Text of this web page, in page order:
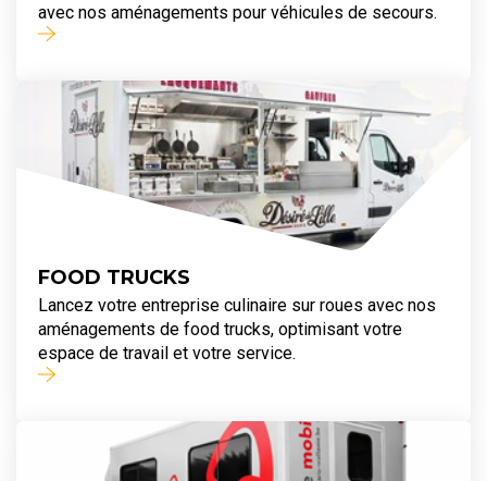
avec nos aménagements pour véhicules de secours.
FOOD TRUCKS
Lancez votre entreprise culinaire sur roues avec nos
aménagements de food trucks, optimisant votre
espace de travail et votre service.